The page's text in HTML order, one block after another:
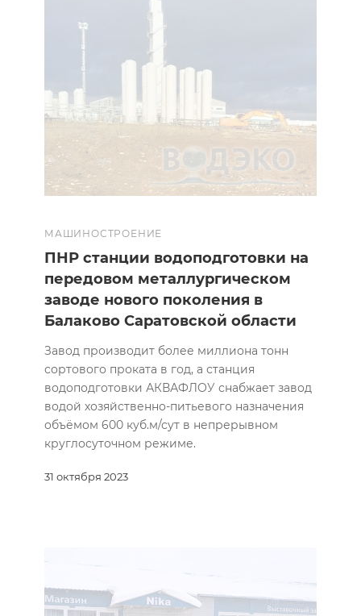
МАШИНОСТРОЕНИЕ
31 октября 2023
ПНР станции водоподготовки на
передовом металлургическом
заводе нового поколения в
Балаково Саратовской области
Завод производит более миллиона тонн
сортового проката в год, а станция
водоподготовки АКВАФЛОУ снабжает завод
водой хозяйственно-питьевого назначения
объёмом 600 куб.м/сут в непрерывном
круглосуточном режиме.